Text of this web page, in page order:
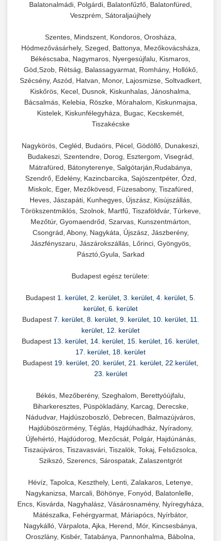
Balatonalmádi, Polgárdi, Balatonfűzfő, Balatonfüred,
Veszprém, Sátoraljaújhely
Szentes, Mindszent, Kondoros, Orosháza,
Hódmezővásárhely, Szeged, Battonya, Mezőkovácsháza,
Békéscsaba, Nagymaros, Nyergesújfalu, Kismaros,
Göd,Szob, Rétság, Balassagyarmat, Romhány, Hollókő,
Szécsény, Aszód, Hatvan, Monor, Lajosmizse, Soltvadkert,
Kiskőrös, Kecel, Dusnok, Kiskunhalas, Jánoshalma,
Bácsalmás, Kelebia, Röszke, Mórahalom, Kiskunmajsa,
Kistelek, Kiskunfélegyháza, Bugac, Kecskemét,
Tiszakécske
Nagykörös, Cegléd, Budaörs, Pécel, Gödöllő, Dunakeszi,
Budakeszi, Szentendre, Dorog, Esztergom, Visegrád,
Mátrafüred, Bátonyterenye, Salgótarján,Rudabánya,
Szendrő, Edelény, Kazincbarcika, Sajószentpéter, Ózd,
Miskolc, Eger, Mezőkövesd, Füzesabony, Tiszafüred,
Heves, Jászapáti, Kunhegyes, Újszász, Kisújszállás,
Törökszentmiklós, Szolnok, Martfű, Tiszaföldvár, Túrkeve,
Mezőtúr, Gyomaendrőd, Szarvas, Kunszentmárton,
Csongrád, Abony, Nagykáta, Újszász, Jászberény,
Jászfényszaru, Jászárokszállás, Lőrinci, Gyöngyös,
Pásztó,Gyula, Sarkad
Budapest egész területe:
Budapest 1. kerület 2. kerület 3. kerület 4. kerület 5.
kerület 6. kerület
Budapest 7. kerület, 8. kerület, 9. kerület, 10. kerület, 11.
kerület 12. kerület
Budapest 13. kerület 14. kerület 15. kerület 16. kerület
17. kerület 18. kerület
Budapest 19. kerület 20. kerület 21. kerület 22.kerület
23. kerület
Békés, Mezőberény, Szeghalom, Berettyóújfalu,
Biharkeresztes, Püspökladány, Karcag, Derecske,
Nádudvar, Hajdúszoboszló, Debrecen, Balmazújváros,
Hajdúböszörmény, Téglás, Hajdúhadház, Nyíradony,
Újfehértó, Hajdúdorog, Mezőcsát, Polgár, Hajdúnánás,
Tiszaújváros, Tiszavasvári, Tiszalök, Tokaj, Felsőzsolca,
Szikszó, Szerencs, Sárospatak, Zalaszentgrót
Hévíz, Tapolca, Keszthely, Lenti, Zalakaros, Letenye,
Nagykanizsa, Marcali, Böhönye, Fonyód, Balatonlelle,
Encs, Kisvárda, Nagyhalász, Vásárosnamény, Nyíregyháza,
Mátészalka, Fehérgyarmat, Máriapócs, Nyírbátor,
Nagykálló, Várpalota, Ajka, Herend, Mór, Kincsesbánya,
Oroszlány, Kisbér, Tatabánya, Pannonhalma, Bábolna,